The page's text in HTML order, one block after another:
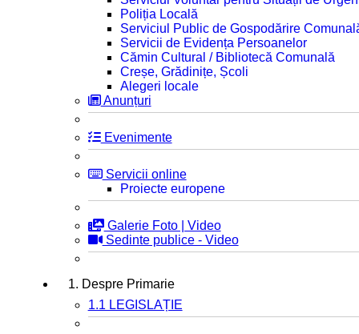
Poliția Locală
Serviciul Public de Gospodărire
Servicii de Evidența Persoanelor
Cămin Cultural / Bibliotecă Comunală
Creșe, Grădinițe, Școli
Alegeri locale
Anunțuri
Evenimente
Servicii online
Proiecte europene
Galerie Foto | Video
Sedinte publice - Video
1. Despre Primarie
1.1 LEGISLAȚIE